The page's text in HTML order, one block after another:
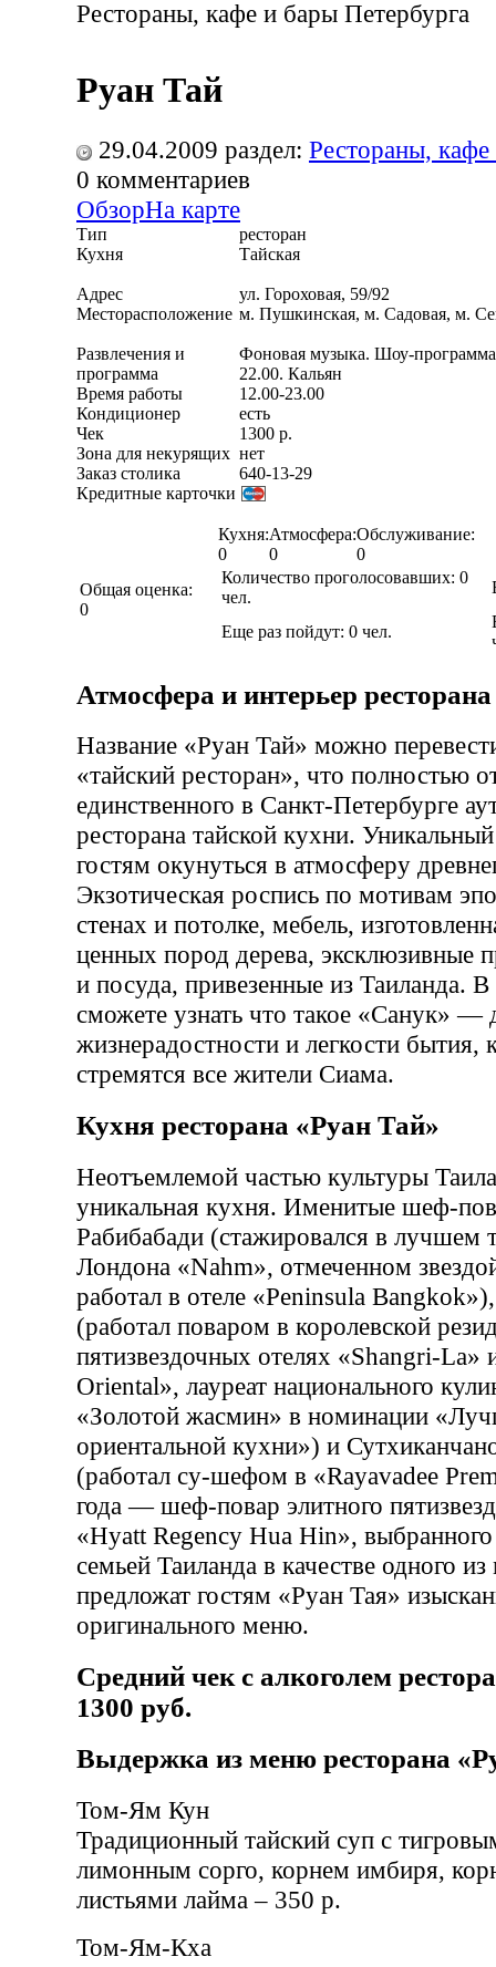
Рестораны, кафе и бары Петербурга
Руан Тай
29.04.2009 раздел: Рестораны,
0 комментариев
ОбзорНа карте
Тип
ресторан
Кухня
Тайская
Адрес
ул. Гороховая, 59/92
Месторасположение м. Пушкинская, м. Садовая, м.
Развлечения и
программа
Фоновая музыка. Шоу-
22.00. Кальян
Время работы
12.00-23.00
Кондиционер
есть
Чек
1300 р.
Зона для некурящих нет
Заказ столика
640-13-29
Кредитные карточки
Общая оценка:
0
Кухня:
0
Атмосфера:
0
Обслуживание:
0
Количество проголосовавших: 0
чел.
Еще раз пойдут: 0 чел.
Атмосфера и интерьер
Название «Руан Тай» можно
«тайский ресторан», что полностью
единственного в Санкт-Петербурге
ресторана тайской кухни.
гостям окунуться в атмосферу
Экзотическая роспись по мотивам
стенах и потолке, мебель,
ценных пород дерева, эксклюзивные
и посуда, привезенные из Таиланда.
сможете узнать что такое «Санук» —
жизнерадостности и легкости бытия,
стремятся все жители Сиама.
Кухня ресторана «Руан Тай»
Неотъемлемой частью культуры
уникальная кухня. Именитые шеф-
Рабибабади (стажировался в лучшем
Лондона «Nahm», отмеченном
работал в отеле «Peninsula
(работал поваром в королевской
пятизвездочных отелях «Shangri-La»
Oriental», лауреат национального
«Золотой жасмин» в номинации
ориентальной кухни») и
(работал су-шефом в «Rayavadee
года — шеф-повар элитного
«Hyatt Regency Hua Hin», выбранного
семьей Таиланда в качестве одного
предложат гостям «Руан Тая»
оригинального меню.
Средний чек с алкоголем
1300 руб.
Выдержка из меню ресторана
Том-Ям Кун
Традиционный тайский суп с
лимонным сорго, корнем имбиря,
листьями лайма – 350 р.
Том-Ям-Кха